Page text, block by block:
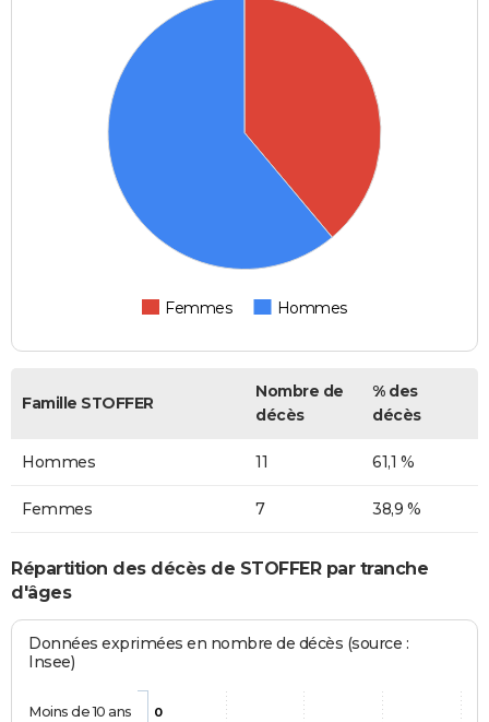
Femmes Hommes
Famille STOFFER
Nombre de
décès
% des
décès
Hommes 11 61,1 %
Femmes 7 38,9 %
Répartition des décès de STOFFER par tranche
d'âges
Données exprimées en nombre de décès (source :
Insee)
0
Moins de 10 ans